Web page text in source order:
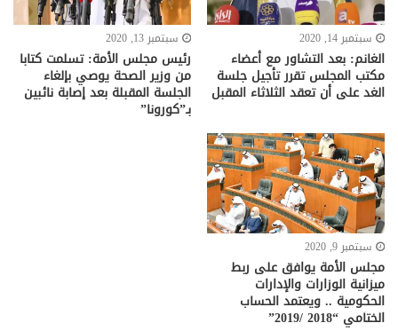
سبتمبر 14, 2020
الغانم: بعد التشاور مع أعضاء
مكتب المجلس تقرر تأجيل جلسة
الغد على أن تعقد الثلاثاء المقبل
سبتمبر 13, 2020
رئيس مجلس الأمة: تسلمت كتابا
من وزير الصحة يوصي بإلغاء
الجلسة المقبلة بعد إصابة نائبين
بـ”كورونا”
سبتمبر 9, 2020
مجلس الأمة يوافق على ربط
ميزانية الوزارات والإدارات
الحكومية .. ويعتمد الحساب
الختامي “2018 /2019”